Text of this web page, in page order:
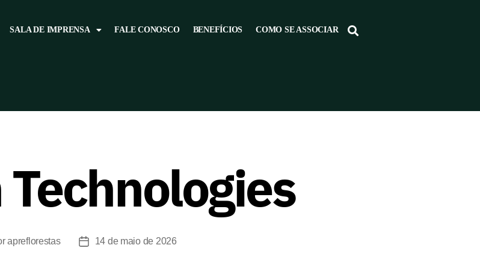
SALA DE IMPRENSA FALE CONOSCO BENEFÍCIOS COMO SE ASSOCIAR
apreflorestas 14 de maio de 2026